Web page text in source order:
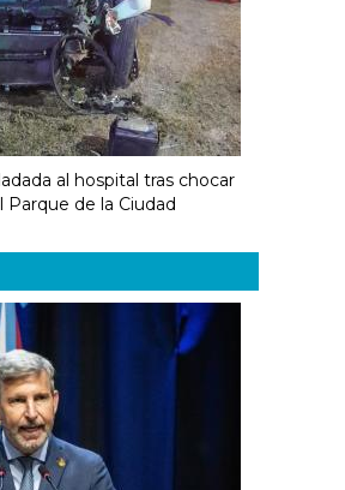
al hospital tras chocar
de la Ciudad